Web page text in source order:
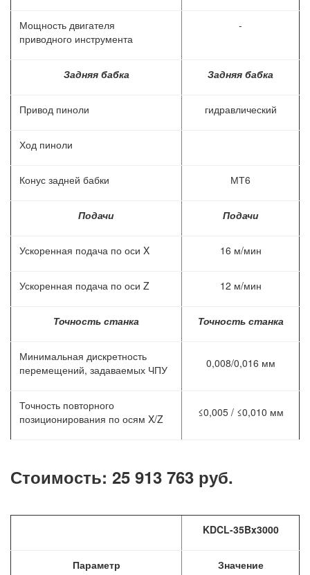
Мощность двигателя
приводного инструмента
-
Задняя бабка Задняя бабка
Привод пиноли гидравлический
Ход пиноли
Конус задней бабки МТ6
Подачи Подачи
Ускоренная подача по оси X 16 м/мин
Ускоренная подача по оси Z 12 м/мин
Точность станка Точность станка
Минимальная дискретность
перемещений, задаваемых ЧПУ
0,008/0,016 мм
Точность повторного
позиционирования по осям X/Z
≤0,005 / ≤0,010 мм
Стоимость: 25 913 763 руб.
KDCL-35Bx3000
Параметр Значение